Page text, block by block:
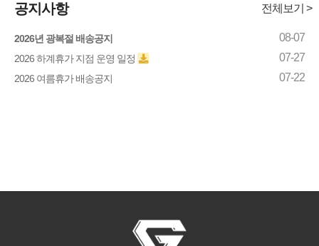
공지사항 전체보기 >
2026년 광복절 배송공지 08-07
2026 하계휴가 지점 운영 일정 07-27
2026 여름휴가 배송공지 07-22